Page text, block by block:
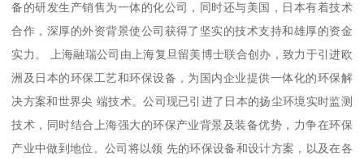
备的研发生产销售为一体的化公司，同时还与美国，日本有着技术
合作，深厚的外资背景使公司获得了坚实的技术支持和雄厚的资金
实力。 上海融瑞公司由上海复旦留美博士联合创办，致力于引进欧
洲及日本的环保工艺和环保设备，为国内企业提供一体化的环保解
决方案和世界尖 端技术。公司现已引进了日本的扬尘环境实时监测
技术，同时结合上海强大的环保产业背景及装备优势，力争在环保
产业中做到地位。公司将以领 先的环保设备和设计方案，以及在各